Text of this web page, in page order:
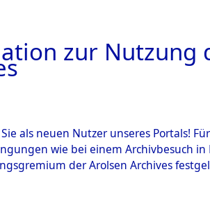
zur Nutzung
als neuen Nutzer unseres Portals!
wie bei einem Archivbesuch
der Arolsen Archives